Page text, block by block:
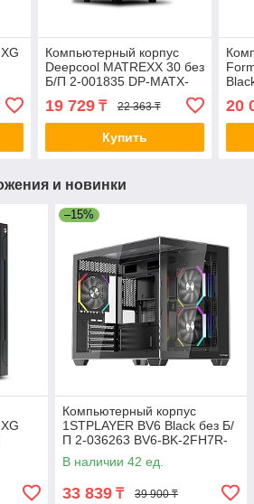
Компьютерный корпус
Deepcool MATREXX 30 без
Б/П 2-001835 DP-MATX-
MATREXX30
19 729₸ 22 363 ₸
Купить
20
и новинки
–15%
Компьютерный корпус
1STPLAYER BV6 Black без Б/
П 2-036263 BV6-BK-2FH7R-
1FH7
В наличии 42 ед.
33 839 ₸ 39 900 ₸